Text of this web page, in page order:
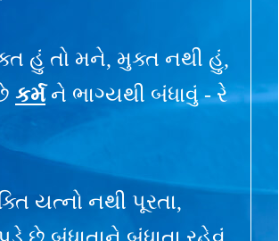
હું તો મને, મુક્ત નથી હું,
કર્મને ભાગ્યથી બંધાવું - રે
યત્નો નથી પૂરતા,